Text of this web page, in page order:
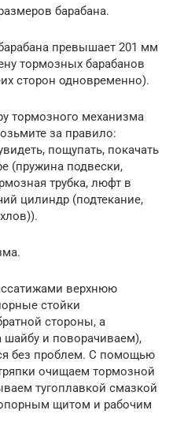
барабана.
превышает 201 мм
тормозных барабанов
сторон одновременно).
тормозного механизма
за правило:
пощупать, покачать
(пружина подвески,
трубка, люфт в
цилиндр (подтекание,
верхнюю
стойки
стороны, а
и поворачиваем),
без проблем. С помощью
очищаем тормозной
тугоплавкой смазкой
щитом и рабочим